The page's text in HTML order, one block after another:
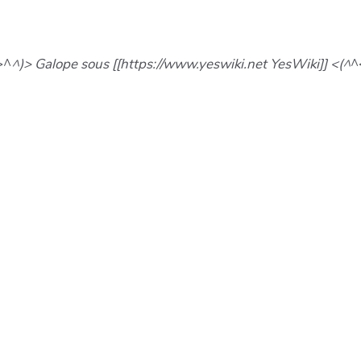
^)> Galope sous [[https://www.yeswiki.net YesWiki]] <(^